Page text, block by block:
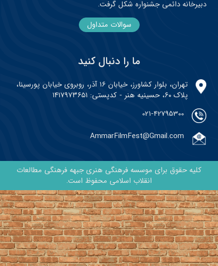
دبیرخانه دائمی جشنواره شکل گرفت.
سوالات متداول
ما را دنبال کنید
تهران، بلوار کشاورز، خیابان ۱۶ آذر، روبروی خیابان پورسینا،
پلاک ۶۰، حسینیه هنر - کدپستی: ۱۴۱۷۹۷۳۶۵۱
021-42795300
AmmarFilmFest@Gmail.com
کلیه حقوق برای موسسه فرهنگی هنری جبهه فرهنگی مطالعات
انقلاب اسلامی محفوظ است.